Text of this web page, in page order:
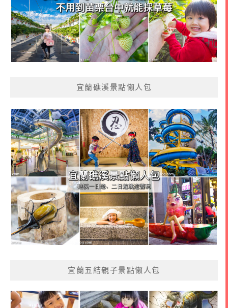
宜蘭礁溪景點懶人包
宜蘭五結親子景點懶人包